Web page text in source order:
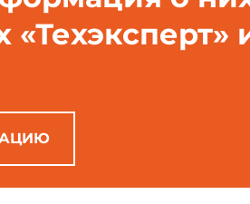
пенополиуретана, кроме того,
должен